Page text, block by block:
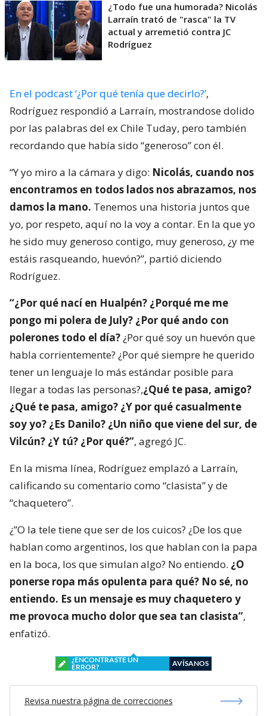
¿Todo fue una humorada? Nicolás
Larraín trató de "rasca" la TV
actual y arremetió contra JC
Rodríguez
En el podcast ‘¿Por qué tenía que decirlo?’,
Rodríguez respondió a Larraín, mostrandose dolido
por las palabras del ex Chile Tuday, pero también
recordando que había sido “generoso” con él.
“Y yo miro a la cámara y digo: Nicolás, cuando nos
encontramos en todos lados nos abrazamos, nos
damos la mano. Tenemos una historia juntos que
yo, por respeto, aquí no la voy a contar. En la que yo
he sido muy generoso contigo, muy generoso, ¿y me
estáis rasqueando, huevón?”, partió diciendo
Rodríguez.
“¿Por qué nací en Hualpén? ¿Porqué me me
pongo mi polera de July? ¿Por qué ando con
polerones todo el día?¿Por qué soy un huevón que
habla corrientemente? ¿Por qué siempre he querido
tener un lenguaje lo más estándar posible para
llegar a todas las personas?,¿Qué te pasa, amigo?
¿Qué te pasa, amigo? ¿Y por qué casualmente
soy yo? ¿Es Danilo? ¿Un niño que viene del sur, de
Vilcún? ¿Y tú? ¿Por qué?”, agregó JC.
En la misma línea, Rodríguez emplazó a Larraín,
calificando su comentario como “clasista” y de
“chaquetero”.
¿”O la tele tiene que ser de los cuicos? ¿De los que
hablan como argentinos, los que hablan con la papa
en la boca, los que simulan algo? No entiendo. ¿O
ponerse ropa más opulenta para qué? No sé, no
entiendo. Es un mensaje es muy chaquetero y
me provoca mucho dolor que sea tan clasista”,
enfatizó.
¿ENCONTRASTE UN
ERROR?
AVÍSANOS
Revisa nuestra página de correcciones